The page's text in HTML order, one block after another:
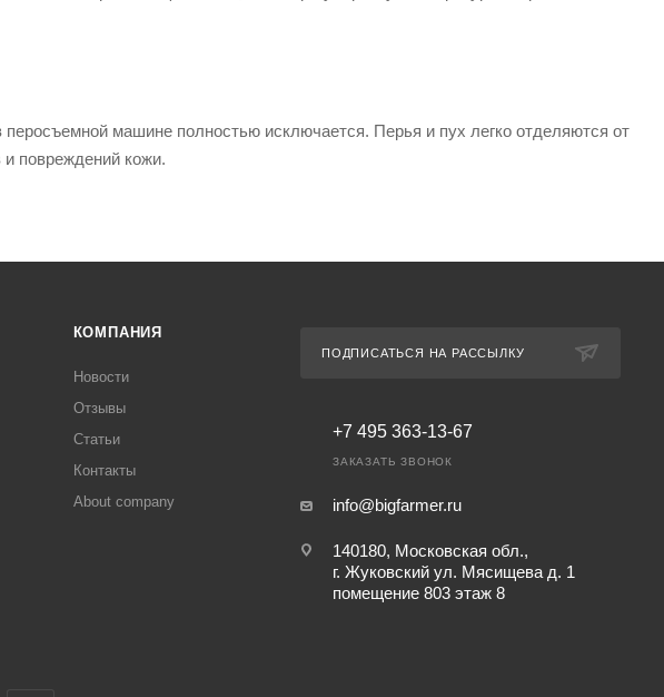
машине полностью исключается. Перья и пух легко отделяются от
повреждений кожи.
КОМПАНИЯ
Новости
Отзывы
Статьи
Контакты
About company
ПОДПИСАТЬСЯ НА РАССЫЛКУ
+7 495 363-13-67
ЗАКАЗАТЬ ЗВОНОК
info@bigfarmer.ru
140180, Московская обл.,
г. Жуковский ул. Мясищева д. 1
помещение 803 этаж 8